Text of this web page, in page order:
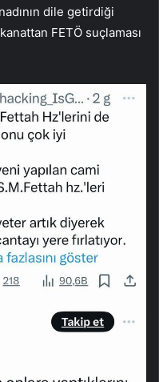
dile getirdiği
FETÖ suçlaması